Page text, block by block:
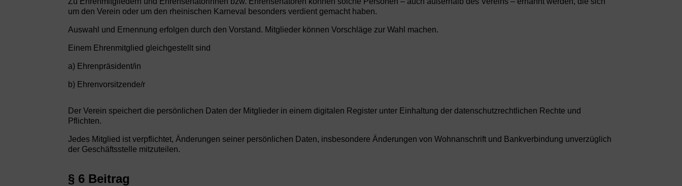
um den Verein oder um den rheinischen Karneval besonders verdient gemacht haben.
Auswahl und Ernennung erfolgen durch den Vorstand. Mitglieder können Vorschläge zur Wahl machen.
Einem Ehrenmitglied gleichgestellt sind
a) Ehrenpräsident/in
b) Ehrenvorsitzende/r
Der Verein speichert die persönlichen Daten der Mitglieder in einem digitalen Register unter Einhaltung der datenschutzrechtlichen Rechte und
Pflichten.
Jedes Mitglied ist verpflichtet, Änderungen seiner persönlichen Daten, insbesondere Änderungen von Wohnanschrift und Bankverbindung unverzüglich
der Geschäftsstelle mitzuteilen.
§ 6 Beitrag